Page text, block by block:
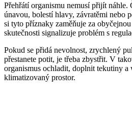
Přehřátí organismu nemusí přijít náhle.
únavou, bolestí hlavy, závratěmi nebo
si tyto příznaky zaměňuje za
skutečnosti signalizuje problém s
Pokud se přidá nevolnost, zrychlený
přestanete potit, je třeba zbystřit. V
organismus ochladit, doplnit tekutiny a
klimatizovaný prostor.